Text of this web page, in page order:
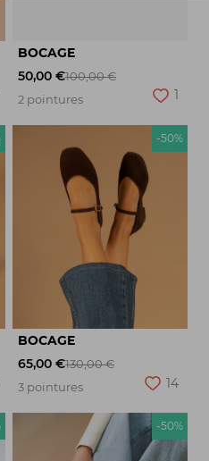
BOCAGE
50,00 €100,00 €
2 pointures
1
-50%
BOCAGE
65,00 €130,00 €
3 pointures
14
-50%